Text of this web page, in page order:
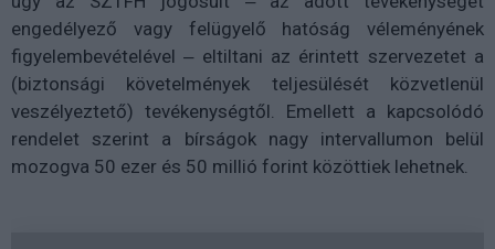
engedélyező vagy felügyelő hatóság véleményének
figyelembevételével ‒ eltiltani az érintett szervezetet a
(biztonsági követelmények teljesülését közvetlenül
veszélyeztető) tevékenységtől. Emellett a kapcsolódó
rendelet szerint a bírságok nagy intervallumon belül
mozogva 50 ezer és 50 millió forint közöttiek lehetnek.